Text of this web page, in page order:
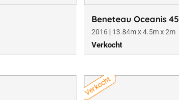
Beneteau Oceanis 45
2016 | 13.84m x 4.5m x 2m
Verkocht
Verkocht